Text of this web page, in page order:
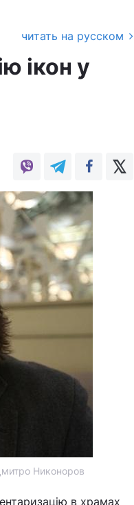
читать на русском
ікон у
Никоноров
в храмах